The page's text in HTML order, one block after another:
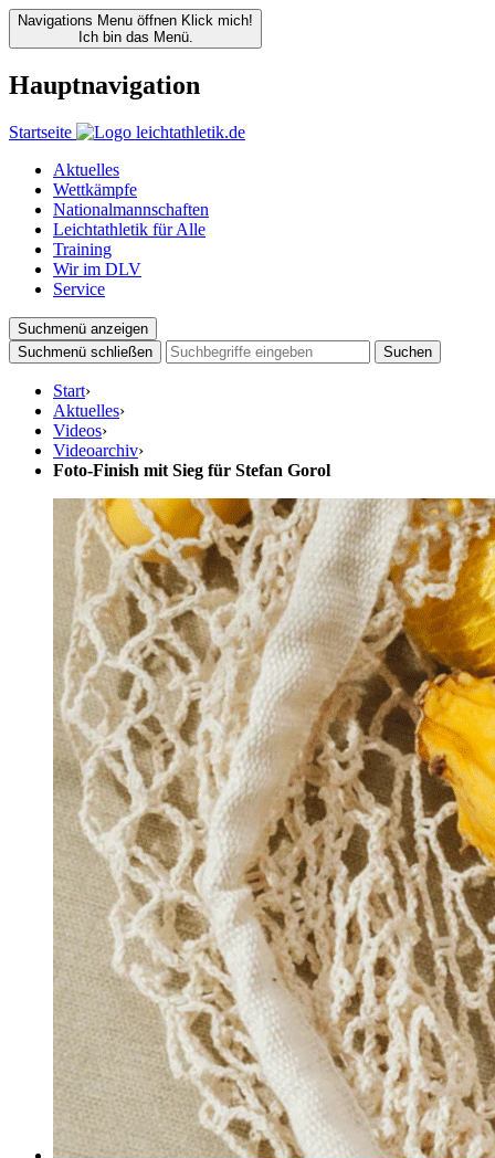
Navigations Menu öffnen Klick mich!
Ich bin das Menü.
Hauptnavigation
Startseite
Aktuelles
Wettkämpfe
Nationalmannschaften
Leichtathletik für Alle
Training
Wir im DLV
Service
Suchmenü anzeigen
Suchmenü schließen
Suchen
Start›
Aktuelles›
Videos›
Videoarchiv›
Foto-Finish mit Sieg für Stefan Gorol